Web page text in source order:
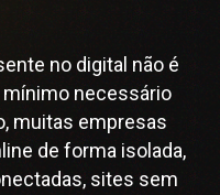
no digital não é
necessário
muitas empresas
de forma isolada,
sites sem